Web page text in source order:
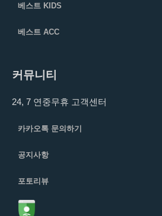
베스트 KIDS
베스트 ACC
커뮤니티
24, 7 연중무휴 고객센터
카카오톡 문의하기
공지사항
포토리뷰